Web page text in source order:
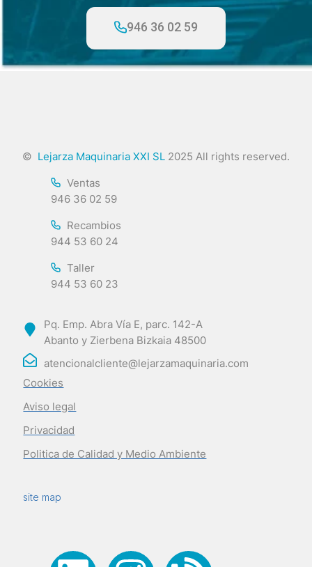
946 36 02 59
© Lejarza Maquinaria XXI SL 2025 All rights reserved.
Ventas
946 36 02 59
Recambios
944 53 60 24
Taller
944 53 60 23
Pq. Emp. Abra Vía E, parc. 142-A
Abanto y Zierbena Bizkaia 48500
atencionalcliente@lejarzamaquinaria.com
Cookies
Aviso legal
Privacidad
Politica de Calidad y Medio Ambiente
site map